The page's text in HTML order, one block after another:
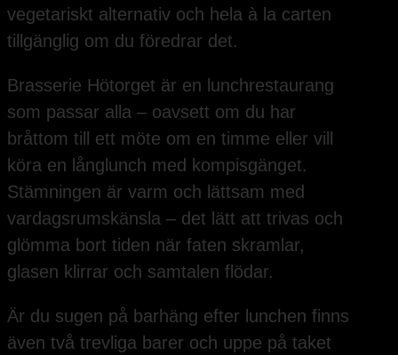
vegetariskt alternativ och hela à la carten
tillgänglig om du föredrar det.
Brasserie Hötorget är en lunchrestaurang
som passar alla – oavsett om du har
bråttom till ett möte om en timme eller vill
köra en långlunch med kompisgänget.
Stämningen är varm och lättsam med
vardagsrumskänsla – det lätt att trivas och
glömma bort tiden när faten skramlar,
glasen klirrar och samtalen flödar.
Är du sugen på barhäng efter lunchen finns
även två trevliga barer och uppe på taket